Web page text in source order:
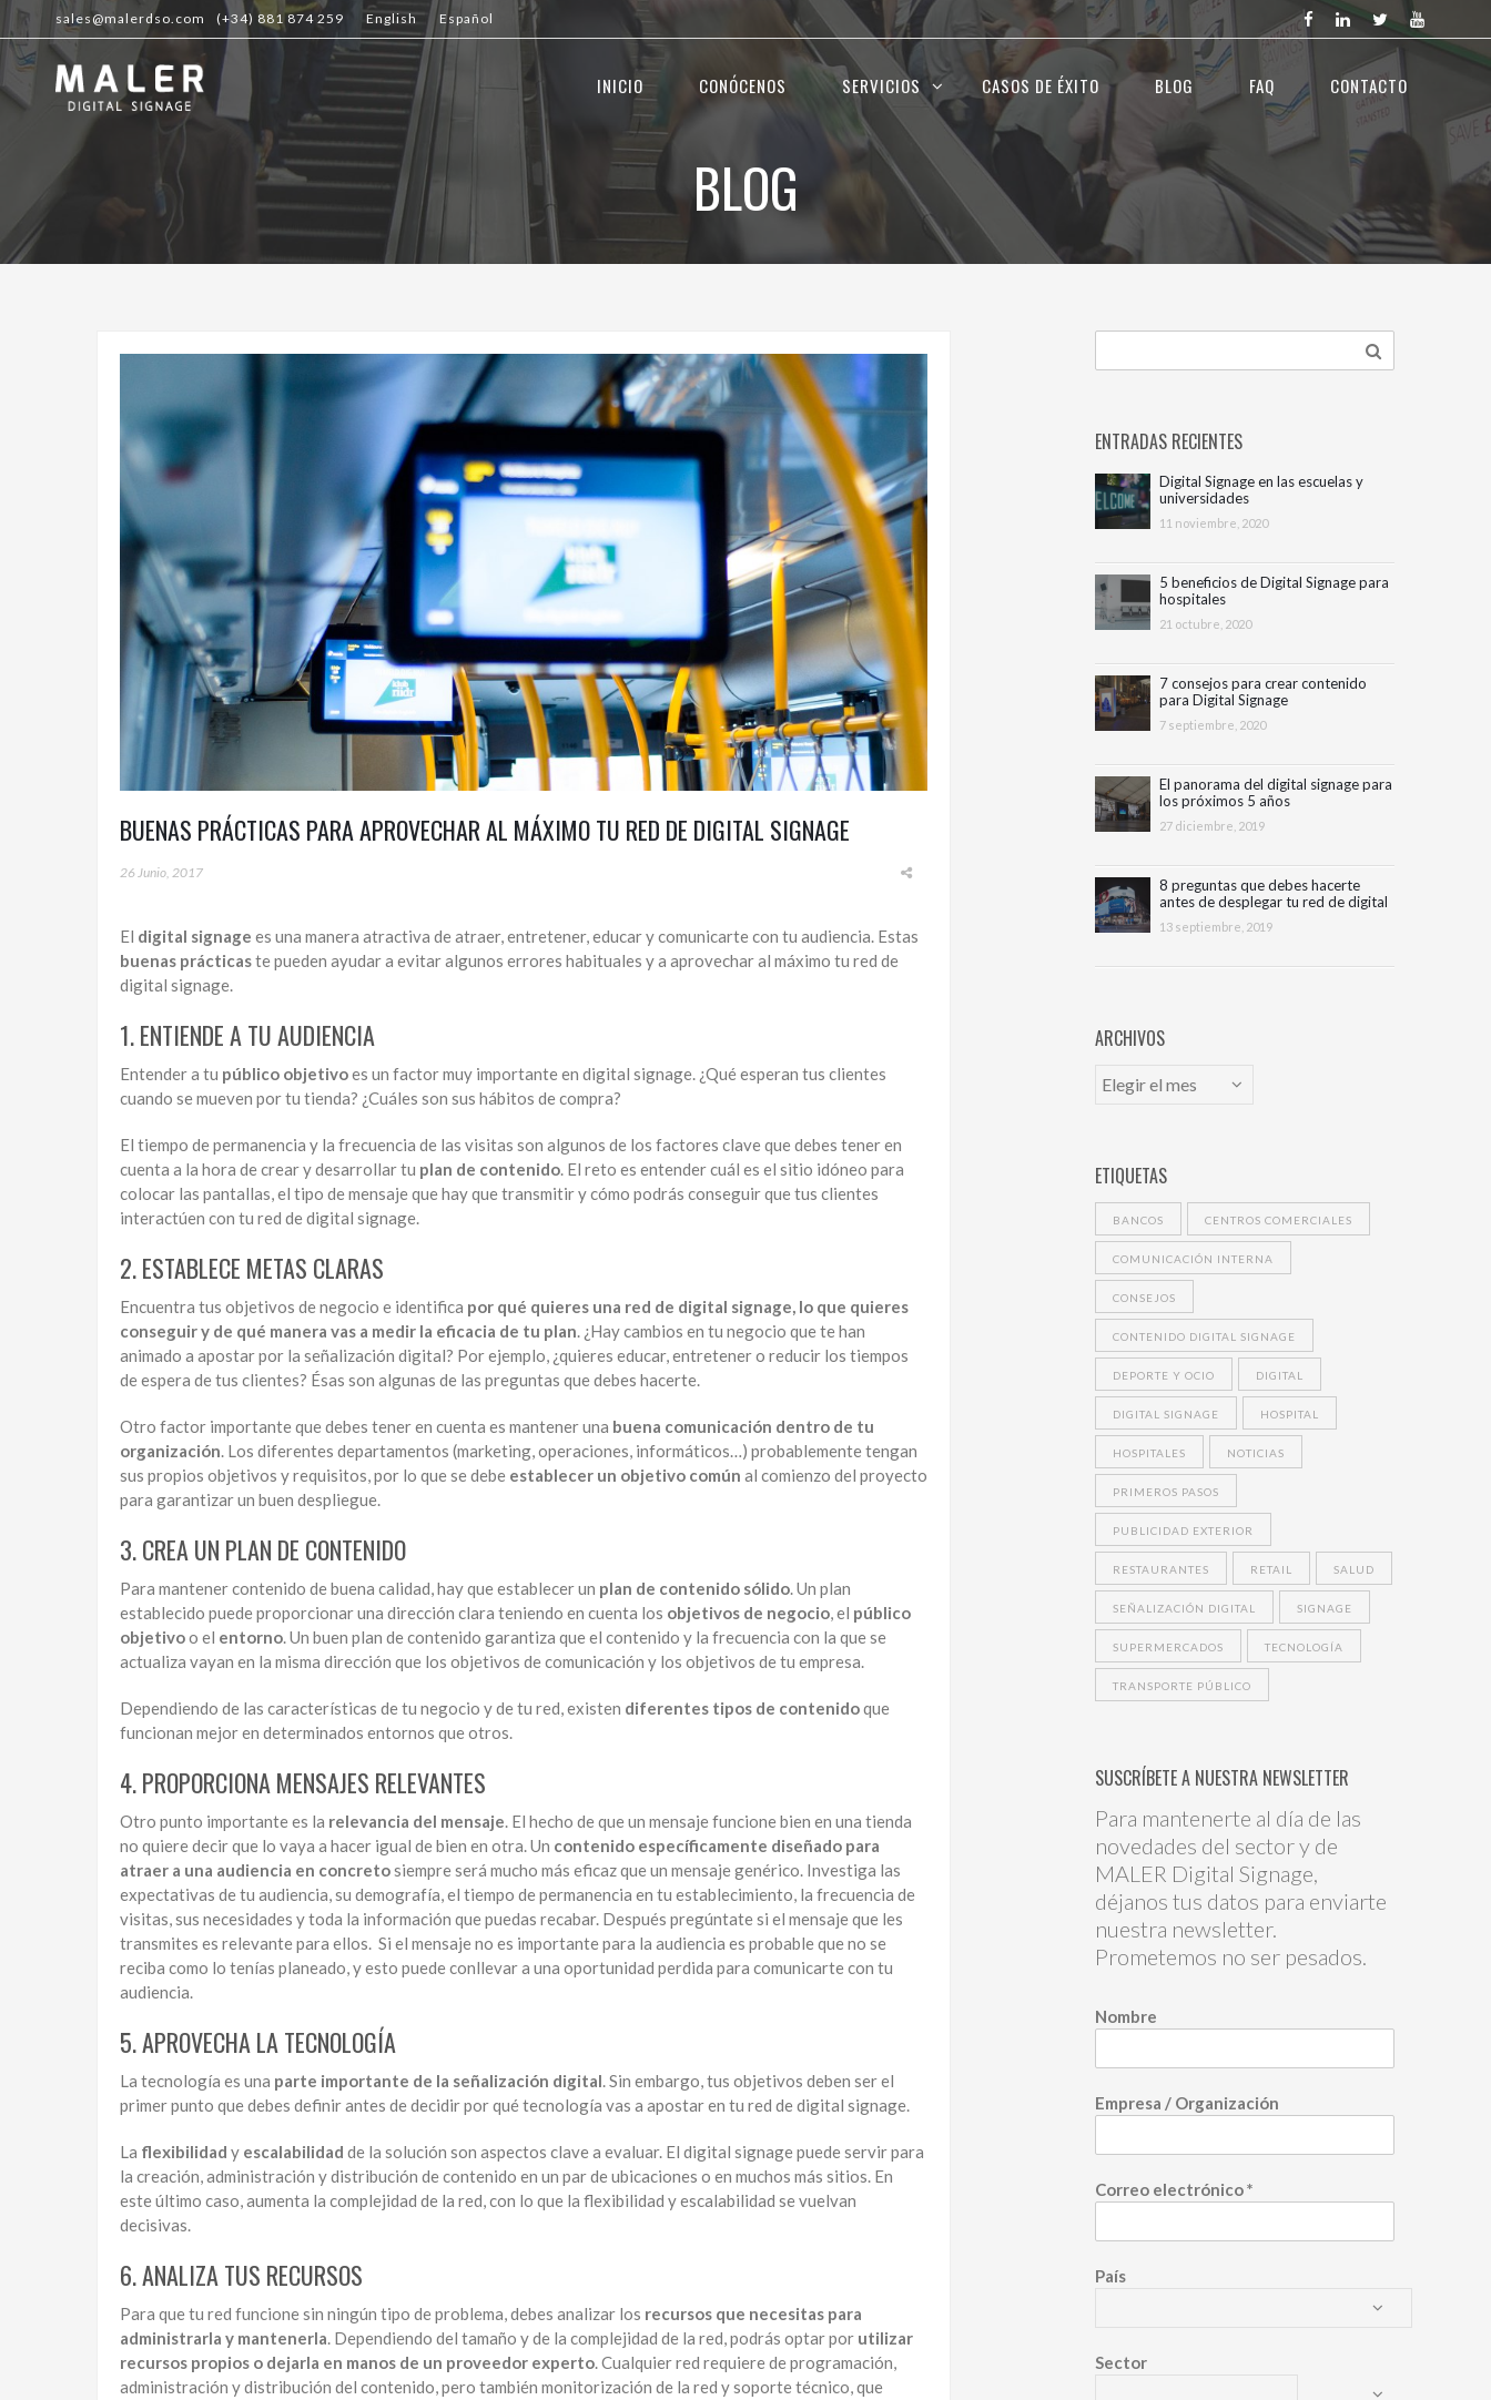
sales@malerdso.com (+34) 881 874 259 English Español
INICIO CONÓCENOS SERVICIOS CASOS DE ÉXITO BLOG FAQ CONTACTO
BLOG
BUENAS PRÁCTICAS PARA APROVECHAR AL MÁXIMO TU RED DE DIGITAL SIGNAGE
26 Junio, 2017
El digital signage es una manera atractiva de atraer, entretener, educar y comunicarte con tu audiencia. Estas
buenas prácticaste pueden ayudar a evitar algunos errores habituales y a aprovechar al máximo tu red de
digital signage.
1. ENTIENDE A TU AUDIENCIA
Entender a tu público objetivoes un factor muy importante en digital signage. ¿Qué esperan tus clientes
cuando se mueven por tu tienda? ¿Cuáles son sus hábitos de compra?
El tiempo de permanencia y la frecuencia de las visitas son algunos de los factores clave que debes tener en
cuenta a la hora de crear y desarrollar tu plan de contenido. El reto es entender cuál es el sitio idóneo para
colocar las pantallas, el tipo de mensaje que hay que transmitir y cómo podrás conseguir que tus clientes
interactúen con tu red de digital signage.
2. ESTABLECE METAS CLARAS
Encuentra tus objetivos de negocio e identifica por qué quieres una red de digital signage, lo que quieres
conseguir y de qué manera vas a medir la eficacia de tu plan. ¿Hay cambios en tu negocio que te han
animado a apostar por la señalización digital? Por ejemplo, ¿quieres educar, entretener o reducir los tiempos
de espera de tus clientes? Ésas son algunas de las preguntas que debes hacerte.
Otro factor importante que debes tener en cuenta es mantener una buena comunicación dentro de tu
organización. Los diferentes departamentos (marketing, operaciones, informáticos…) probablemente tengan
sus propios objetivos y requisitos, por lo que se debe establecer un objetivo común al comienzo del proyecto
para garantizar un buen despliegue.
3. CREA UN PLAN DE CONTENIDO
Para mantener contenido de buena calidad, hay que establecer un plan de contenido sólido. Un plan
establecido puede proporcionar una dirección clara teniendo en cuenta los objetivos de negocio, el público
objetivoo el entorno. Un buen plan de contenido garantiza que el contenido y la frecuencia con la que se
actualiza vayan en la misma dirección que los objetivos de comunicación y los objetivos de tu empresa.
Dependiendo de las características de tu negocio y de tu red, existen diferentes tipos de contenidoque
funcionan mejor en determinados entornos que otros.
4. PROPORCIONA MENSAJES RELEVANTES
Otro punto importante es la relevancia del mensaje. El hecho de que un mensaje funcione bien en una tienda
no quiere decir que lo vaya a hacer igual de bien en otra. Un contenido específicamente diseñado para
atraer a una audiencia en concretosiempre será mucho más eficaz que un mensaje genérico. Investiga las
expectativas de tu audiencia, su demografía, el tiempo de permanencia en tu establecimiento, la frecuencia de
visitas, sus necesidades y toda la información que puedas recabar. Después pregúntate si el mensaje que les
transmites es relevante para ellos. Si el mensaje no es importante para la audiencia es probable que no se
reciba como lo tenías planeado, y esto puede conllevar a una oportunidad perdida para comunicarte con tu
audiencia.
5. APROVECHA LA TECNOLOGÍA
La tecnología es una parte importante de la señalización digital. Sin embargo, tus objetivos deben ser el
primer punto que debes definir antes de decidir por qué tecnología vas a apostar en tu red de digital signage.
La flexibilidad y escalabilidad de la solución son aspectos clave a evaluar. El digital signage puede servir para
la creación, administración y distribución de contenido en un par de ubicaciones o en muchos más sitios. En
este último caso, aumenta la complejidad de la red, con lo que la flexibilidad y escalabilidad se vuelvan
decisivas.
6. ANALIZA TUS RECURSOS
Para que tu red funcione sin ningún tipo de problema, debes analizar los recursos que necesitas para
administrarla y mantenerla. Dependiendo del tamaño y de la complejidad de la red, podrás optar por utilizar
recursos propios o dejarla en manos de un proveedor experto. Cualquier red requiere de programación,
administración y distribución del contenido, pero también monitorización de la red y soporte técnico, que
ENTRADAS RECIENTES
Digital Signage en las escuelas y
universidades
11 noviembre, 2020
5 beneficios de Digital Signage para
hospitales
21 octubre, 2020
7 consejos para crear contenido
para Digital Signage
7 septiembre, 2020
El panorama del digital signage para
los próximos 5 años
27 diciembre, 2019
8 preguntas que debes hacerte
antes de desplegar tu red de digital
signage
13 septiembre, 2019
ARCHIVOS
ETIQUETAS
BANCOS CENTROS COMERCIALES
COMUNICACIÓN INTERNA
CONSEJOS
CONTENIDO DIGITAL SIGNAGE
DEPORTE Y OCIO DIGITAL
DIGITAL SIGNAGE HOSPITAL
HOSPITALES NOTICIAS
PRIMEROS PASOS
PUBLICIDAD EXTERIOR
RESTAURANTES RETAIL SALUD
SEÑALIZACIÓN DIGITAL SIGNAGE
SUPERMERCADOS TECNOLOGÍA
TRANSPORTE PÚBLICO
SUSCRÍBETE A NUESTRA NEWSLETTER
Para mantenerte al día de las
novedades del sector y de
MALER Digital Signage,
déjanos tus datos para enviarte
nuestra newsletter.
Prometemos no ser pesados.
Nombre
Empresa / Organización
Correo electrónico*
País
Sector